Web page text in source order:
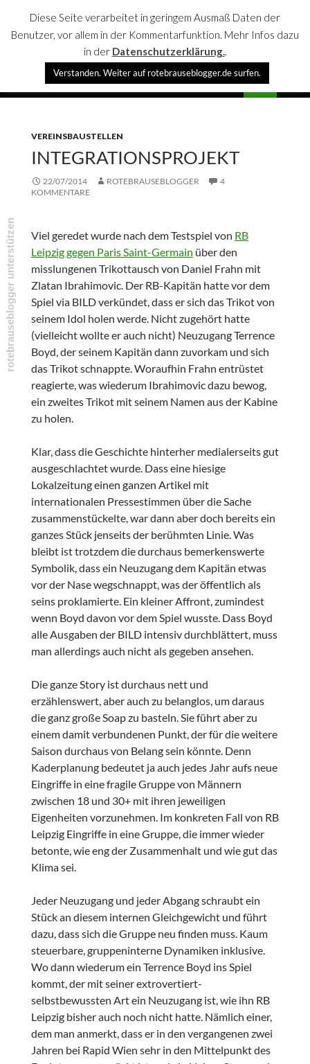
rotebrauseblogger
SPRINGE
VEREINSBAUSTELLEN
INTEGRATIONSPROJEKT
22/07/2014 ROTEBRAUSEBLOGGER
4
KOMMENTARE
Viel geredet wurde nach dem Testspiel von RB
Leipzig gegen Paris Saint-Germain über den
misslungenen Trikottausch von Daniel Frahn mit
Zlatan Ibrahimovic. Der RB-Kapitän hatte vor dem
Spiel via BILD verkündet, dass er sich das Trikot von
seinem Idol holen werde. Nicht zugehört hatte
(vielleicht wollte er auch nicht) Neuzugang Terrence
Boyd, der seinem Kapitän dann zuvorkam und sich
das Trikot schnappte. Woraufhin Frahn entrüstet
reagierte, was wiederum Ibrahimovic dazu bewog,
ein zweites Trikot mit seinem Namen aus der Kabine
zu holen.
Klar, dass die Geschichte hinterher medialerseits gut
ausgeschlachtet wurde. Dass eine hiesige
Lokalzeitung einen ganzen Artikel mit
internationalen Pressestimmen über die Sache
zusammenstückelte, war dann aber doch bereits ein
ganzes Stück jenseits der berühmten Linie. Was
bleibt ist trotzdem die durchaus bemerkenswerte
Symbolik, dass ein Neuzugang dem Kapitän etwas
vor der Nase wegschnappt, was der öffentlich als
seins proklamierte. Ein kleiner Affront, zumindest
wenn Boyd davon vor dem Spiel wusste. Dass Boyd
alle Ausgaben der BILD intensiv durchblättert, muss
man allerdings auch nicht als gegeben ansehen.
Die ganze Story ist durchaus nett und
erzählenswert, aber auch zu belanglos, um daraus
die ganz große Soap zu basteln. Sie führt aber zu
einem damit verbundenen Punkt, der für die weitere
Saison durchaus von Belang sein könnte. Denn
Kaderplanung bedeutet ja auch jedes Jahr aufs neue
Eingriffe in eine fragile Gruppe von Männern
zwischen 18 und 30+ mit ihren jeweiligen
Eigenheiten vorzunehmen. Im konkreten Fall von RB
Leipzig Eingriffe in eine Gruppe, die immer wieder
betonte, wie eng der Zusammenhalt und wie gut das
Klima sei.
Jeder Neuzugang und jeder Abgang schraubt ein
Stück an diesem internen Gleichgewicht und führt
dazu, dass sich die Gruppe neu finden muss. Kaum
steuerbare, gruppeninterne Dynamiken inklusive.
Wo dann wiederum ein Terrence Boyd ins Spiel
kommt, der mit seiner extrovertiert-
selbstbewussten Art ein Neuzugang ist, wie ihn RB
Leipzig bisher auch noch nicht hatte. Nämlich einer,
dem man anmerkt, dass er in den vergangenen zwei
Jahren bei Rapid Wien sehr in den Mittelpunkt des
Diese Seite verarbeitet in geringem Ausmaß Daten der
Benutzer, vor allem in der Kommentarfunktion. Mehr Infos dazu
in der Datenschutzerklärung..
Verstanden. Weiter auf rotebrauseblogger.de surfen.
rotebrauseblogger unterstützen